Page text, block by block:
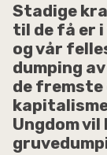
Stadige
til de få er i
og vår
dumping
de fremste
Ungdom